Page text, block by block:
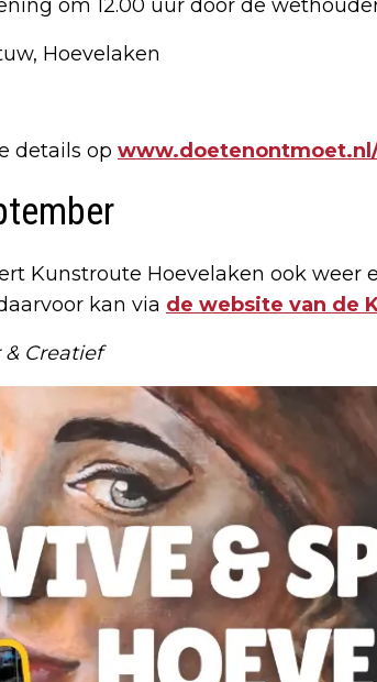
om 12.00 uur door de
Hoevelaken
details op
Kunstroute Hoevelaken ook weer
kan via de website van de
Creatief